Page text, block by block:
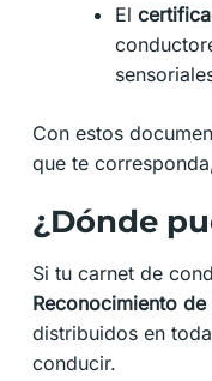
El
Con estos
que te
¿Dónde
Si tu carnet de
Reconocimiento
distribuidos en
conducir.